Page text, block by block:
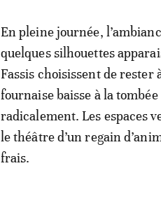
En pleine journée,
quelques silhouettes
Fassis choisissent de rester
fournaise baisse à la
radicalement. Les espaces
le théâtre d’un regain
frais.